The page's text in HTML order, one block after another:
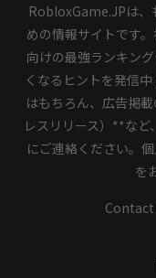
RobloxGame.JPは、
めの情報サイトです
向けの最強ランキン
くなるヒントを発信
はもちろん、広告掲
レスリリース）**な
にご連絡ください。
を
Contact